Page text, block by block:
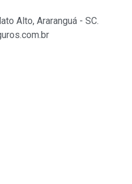
Alto, Araranguá - SC.